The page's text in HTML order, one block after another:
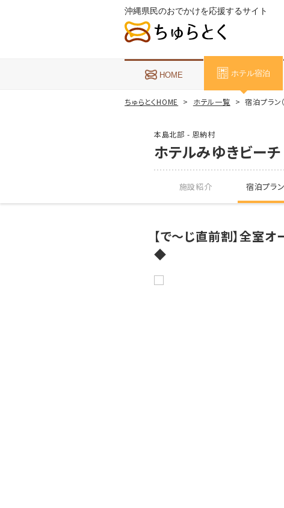
沖縄県民のおでかけを応援するサイト
HOME ホテル宿泊
ちゅらとくHOME ホテル一覧 宿泊プラン
本島北部 - 恩納村
ホテルみゆきビーチ
施設紹介 宿泊プラン
【で～じ直前割】全室
◆